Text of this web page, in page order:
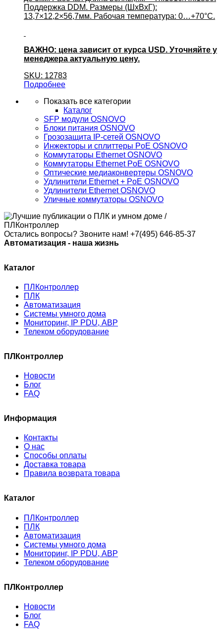
Поддержка DDM. Размеры (ШхВхГ):
13,7×12,2×56,7мм. Рабочая температура: 0…+70°С.
ВАЖНО: цена зависит от курса USD. Уточняйте у
менеджера актуальную цену.
SKU: 12783
Подробнее
Показать все категории
Каталог
SFP модули OSNOVO
Блоки питания OSNOVO
Грозозащита IP-сетей OSNOVO
Инжекторы и сплиттеры PoE OSNOVO
Коммутаторы Ethernet OSNOVO
Коммутаторы Ethernet PoE OSNOVO
Оптические медиаконвертеры OSNOVO
Удлинители Ethernet + PoE OSNOVO
Удлинители Ethernet OSNOVO
Уличные коммутаторы OSNOVO
Остались вопросы? Звоните нам! +7(495) 646-85-37
Автоматизация - наша жизнь
Каталог
ПЛКонтроллер
ПЛК
Автоматизация
Системы умного дома
Мониторинг, IP PDU, АВР
Телеком оборудование
ПЛКонтроллер
Новости
Блог
FAQ
Информация
Контакты
О нас
Способы оплаты
Доставка товара
Правила возврата товара
Каталог
ПЛКонтроллер
ПЛК
Автоматизация
Системы умного дома
Мониторинг, IP PDU, АВР
Телеком оборудование
ПЛКонтроллер
Новости
Блог
FAQ